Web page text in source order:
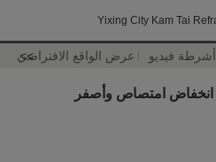
Yixing City Kam Tai
أشرطة فيديو عرض الواقع الافتراضي
>>
امتصاص وأصفر